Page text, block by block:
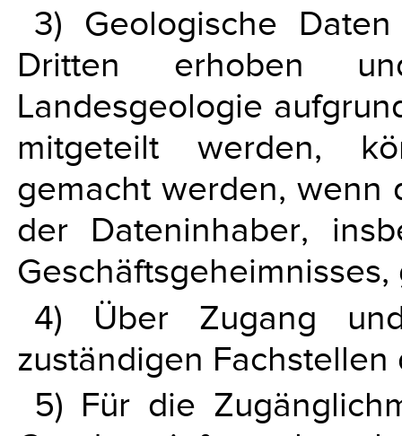
3) Geologische
Dritten erhoben
Landesgeologie
mitgeteilt werden,
gemacht werden, wenn
der Dateninhaber,
4) Über Zugang
zuständigen
5) Für die